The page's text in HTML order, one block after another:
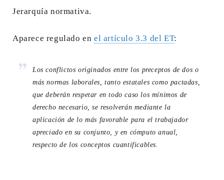
Jerarquía normativa.
Aparece regulado enel artículo 3.3 del ET:
Los conflictos originados entre los preceptos de dos o
más normas laborales, tanto estatales como pactadas,
que deberán respetar en todo caso los mínimos de
derecho necesario, se resolverán mediante la
aplicación de lo más favorable para el trabajador
apreciado en su conjunto, y en cómputo anual,
respecto de los conceptos cuantificables.